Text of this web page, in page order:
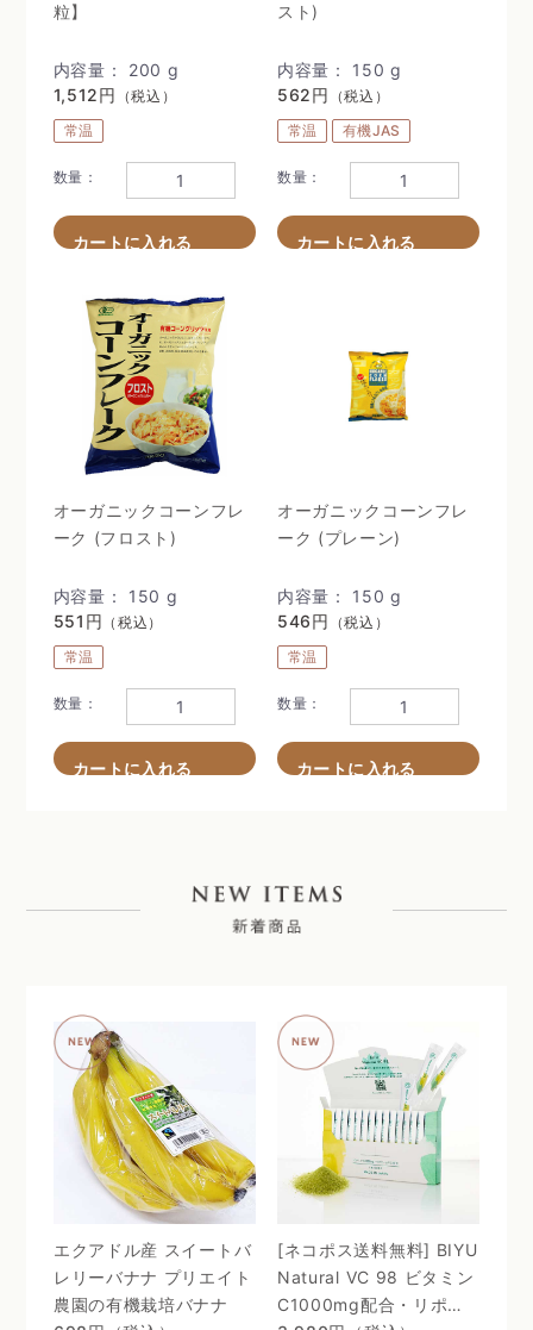
粒】
内容量： 200 g
1,512円 （税込）
常温
数量：
スト)
内容量： 150 g
562円 （税込）
常温
有機JAS
数量：
オーガニックコーンフレ
ーク (フロスト)
内容量： 150 g
551円 （税込）
常温
数量：
オーガニックコーンフレ
ーク (プレーン)
内容量： 150 g
546円 （税込）
常温
数量：
エクアドル産 スイートバ
レリーバナナ プリエイト
農園の有機栽培バナナ
[ネコポス送料無料] BIYU
Natural VC 98 ビタミン
C1000mg配合・リポゾ